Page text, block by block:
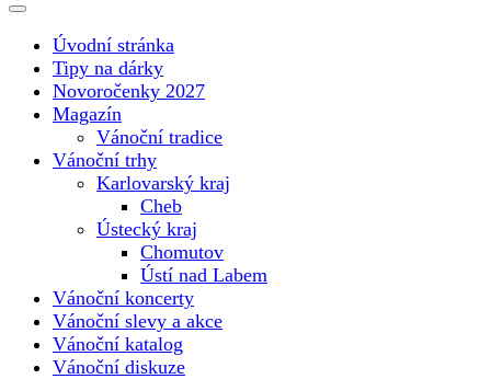
Vánoce v Česku
Úvodní stránka
Tipy na dárky
Novoročenky 2027
Magazín
Vánoční tradice
Vánoční trhy
Karlovarský kraj
Cheb
Ústecký kraj
Chomutov
Ústí nad Labem
Vánoční koncerty
Vánoční slevy a akce
Vánoční katalog
Vánoční diskuze